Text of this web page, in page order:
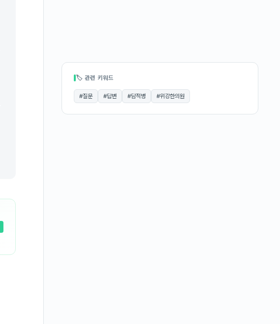
🏷 관련 키워드
#질문 #답변 #담적병 #위강한의원